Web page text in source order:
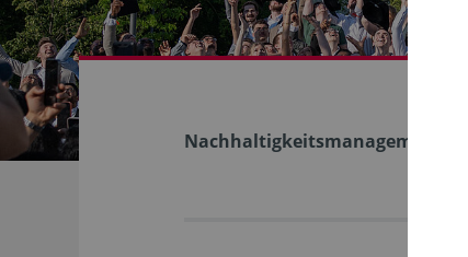
Nachhaltigkeitsmanagement